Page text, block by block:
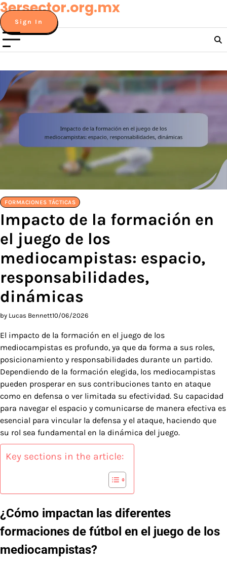
Skip
to
content
3ersector.org.mx
Sign In
FORMACIONES TÁCTICAS
Impacto de la formación en
el juego de los
mediocampistas: espacio,
responsabilidades,
dinámicas
by Lucas Bennett10/06/2026
El impacto de la formación en el juego de los
mediocampistas es profundo, ya que da forma a sus roles,
posicionamiento y responsabilidades durante un partido.
Dependiendo de la formación elegida, los mediocampistas
pueden prosperar en sus contribuciones tanto en ataque
como en defensa o ver limitada su efectividad. Su capacidad
para navegar el espacio y comunicarse de manera efectiva es
esencial para vincular la defensa y el ataque, haciendo que
su rol sea fundamental en la dinámica del juego.
Key sections in the article:
¿Cómo impactan las diferentes
formaciones de fútbol en el juego de los
mediocampistas?